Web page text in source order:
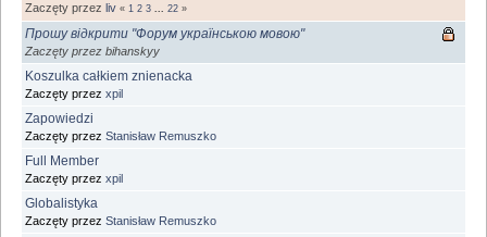
Zaczęty przez liv « 1 2 3 ... 22 »
Прошу відкрити "Форум українською мовою"
Zaczęty przez bihanskyy
Koszulka całkiem znienacka
Zaczęty przez xpil
Zapowiedzi
Zaczęty przez Stanisław Remuszko
Full Member
Zaczęty przez xpil
Globalistyka
Zaczęty przez Stanisław Remuszko